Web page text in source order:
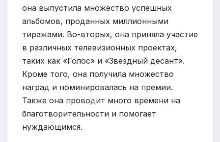
она выпустила множество успешных
альбомов, проданных миллионными
тиражами. Во-вторых, она приняла участие
в различных телевизионных проектах,
таких как «Голос» и «Звездный десант».
Кроме того, она получила множество
наград и номинировалась на премии.
Также она проводит много времени на
благотворительности и помогает
нуждающимся.